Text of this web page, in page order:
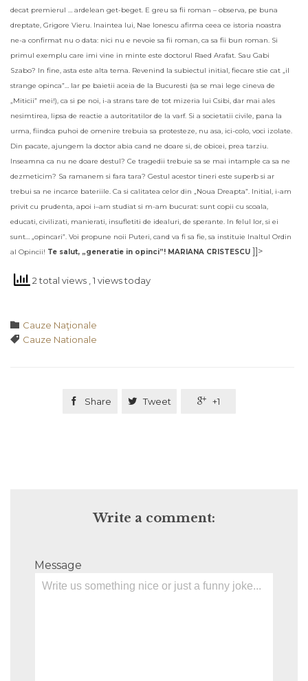
decat premierul … ardelean get-beget. E greu sa fii roman – observa, pe buna
dreptate, Grigore Vieru. Inaintea lui, Nae Ionescu afirma ceea ce istoria noastra
ne-a confirmat nu o data: nici nu e nevoie sa fii roman, ca sa fii bun roman. Si
primul exemplu care imi vine in minte este doctorul Raed Arafat. Sau Gabi
Szabo? In fine, asta este alta tema. Revenind la subiectul initial, fiecare stie cat „il
strange opinca”… Iar pe baietii aceia de la Bucuresti (sa se mai lege cineva de
„Miticii” mei!), ca si pe noi, i-a strans tare de tot mizeria lui Csibi, dar mai ales
nesimtirea, lipsa de reactie a autoritatilor de la varf. Si a societatii civile, pana la
urma, fiindca puhoi de omenire trebuia sa protesteze, nu asa, ici-colo, voci izolate.
Din pacate, ajungem la doctor abia cand ne doare si, de obicei, prea tarziu.
Inseamna ca nu ne doare destul? Ce tragedii trebuie sa se mai intample ca sa ne
dezmeticim? Sa ramanem si fara tara? Gestul acestor tineri este superb si ar
trebui sa ne incarce bateriile. Ca si calitatea celor din „Noua Dreapta”. Initial, i-am
privit cu prudenta, apoi i–am studiat si m-am bucurat: sunt copii cu scoala,
educati, civilizati, manierati, insufletiti de idealuri, de sperante. In felul lor, si ei
sunt… „opincari”. Voi propune noii Puteri, cand va fi sa fie, sa instituie Inaltul Ordin
al Opincii! Te salut, „generatie in opinci”! MARIANA CRISTESCU ]]>
2 total views , 1 views today
 Category
Cauze Naţionale
 Tags
Cauze Nationale
 Share  Tweet  +1
Write a comment:
Message